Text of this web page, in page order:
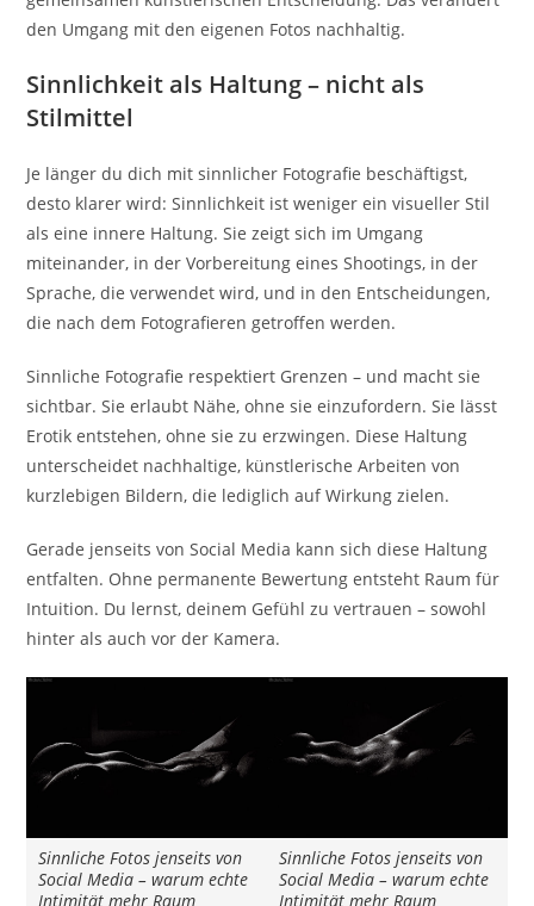
den Umgang mit den eigenen Fotos nachhaltig.
Sinnlichkeit als Haltung – nicht als
Stilmittel
Je länger du dich mit sinnlicher Fotografie beschäftigst,
desto klarer wird: Sinnlichkeit ist weniger ein visueller Stil
als eine innere Haltung. Sie zeigt sich im Umgang
miteinander, in der Vorbereitung eines Shootings, in der
Sprache, die verwendet wird, und in den Entscheidungen,
die nach dem Fotografieren getroffen werden.
Sinnliche Fotografie respektiert Grenzen – und macht sie
sichtbar. Sie erlaubt Nähe, ohne sie einzufordern. Sie lässt
Erotik entstehen, ohne sie zu erzwingen. Diese Haltung
unterscheidet nachhaltige, künstlerische Arbeiten von
kurzlebigen Bildern, die lediglich auf Wirkung zielen.
Gerade jenseits von Social Media kann sich diese Haltung
entfalten. Ohne permanente Bewertung entsteht Raum für
Intuition. Du lernst, deinem Gefühl zu vertrauen – sowohl
hinter als auch vor der Kamera.
Sinnliche Fotos jenseits von
Social Media – warum echte
Intimität mehr Raum
Sinnliche Fotos jenseits von
Social Media – warum echte
Intimität mehr Raum